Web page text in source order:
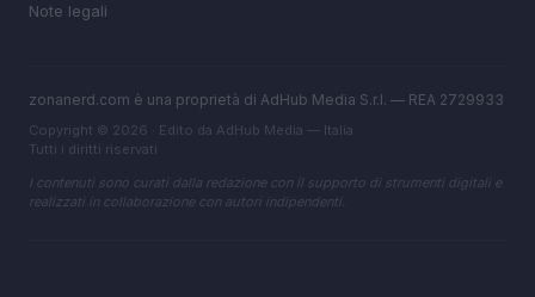
Note legali
zonanerd.com è una proprietà di AdHub Media S.r.l. — REA 2729933
Copyright © 2026 · Edito da AdHub Media — Italia
Tutti i diritti riservati
I contenuti sono curati dalla redazione con il supporto di strumenti digitali e
realizzati in collaborazione con autori indipendenti.